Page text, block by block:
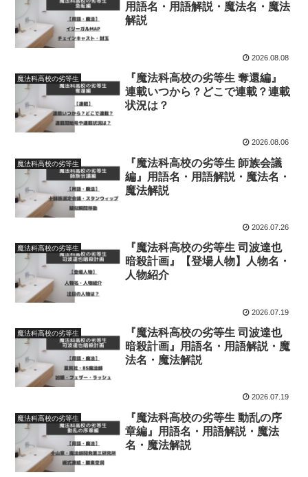
用語名・用語解説・魔法名・魔法
解説
2026.08.08
魔法科高校の劣等生
『魔法科高校の劣等生 奪還編』
連載いつから？どこで連載？連載
状況は？
2026.08.06
魔法科高校の劣等生
『魔法科高校の劣等生 師族会議
編』用語名・用語解説・魔法名・
魔法解説
2026.07.26
魔法科高校の劣等生
『魔法科高校の劣等生 司波達也
暗殺計画』【登場人物】人物名・
人物紹介
2026.07.19
魔法科高校の劣等生
『魔法科高校の劣等生 司波達也
暗殺計画』用語名・用語解説・魔
法名・魔法解説
2026.07.19
魔法科高校の劣等生
『魔法科高校の劣等生 動乱の序
章編』用語名・用語解説・魔法
名・魔法解説